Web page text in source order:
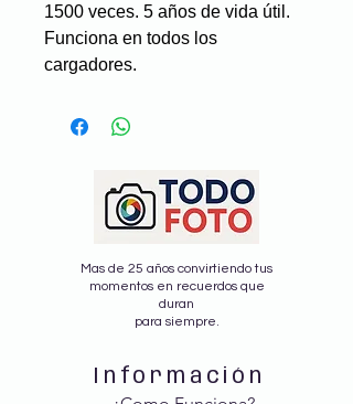
1500 veces. 5 años de vida útil.
Funciona en todos los
cargadores.
Mas de 25 años convirtiendo tus
momentos en recuerdos que
duran
para siempre.
Información